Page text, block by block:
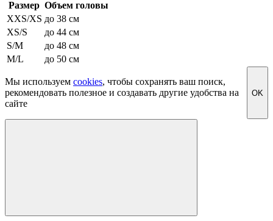
Размер Объем головы
XXS/XS до 38 см
XS/S
до 44 см
S/M
до 48 см
M/L
до 50 см
Мы используем cookies, чтобы сохранять ваш поиск,
рекомендовать полезное и создавать другие удобства на
сайте
OK